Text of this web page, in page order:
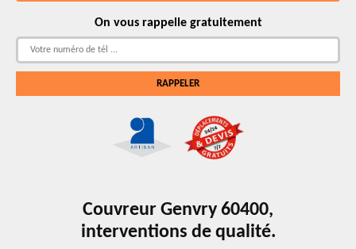
On vous rappelle gratuitement
Couvreur Genvry 60400,
interventions de qualité.